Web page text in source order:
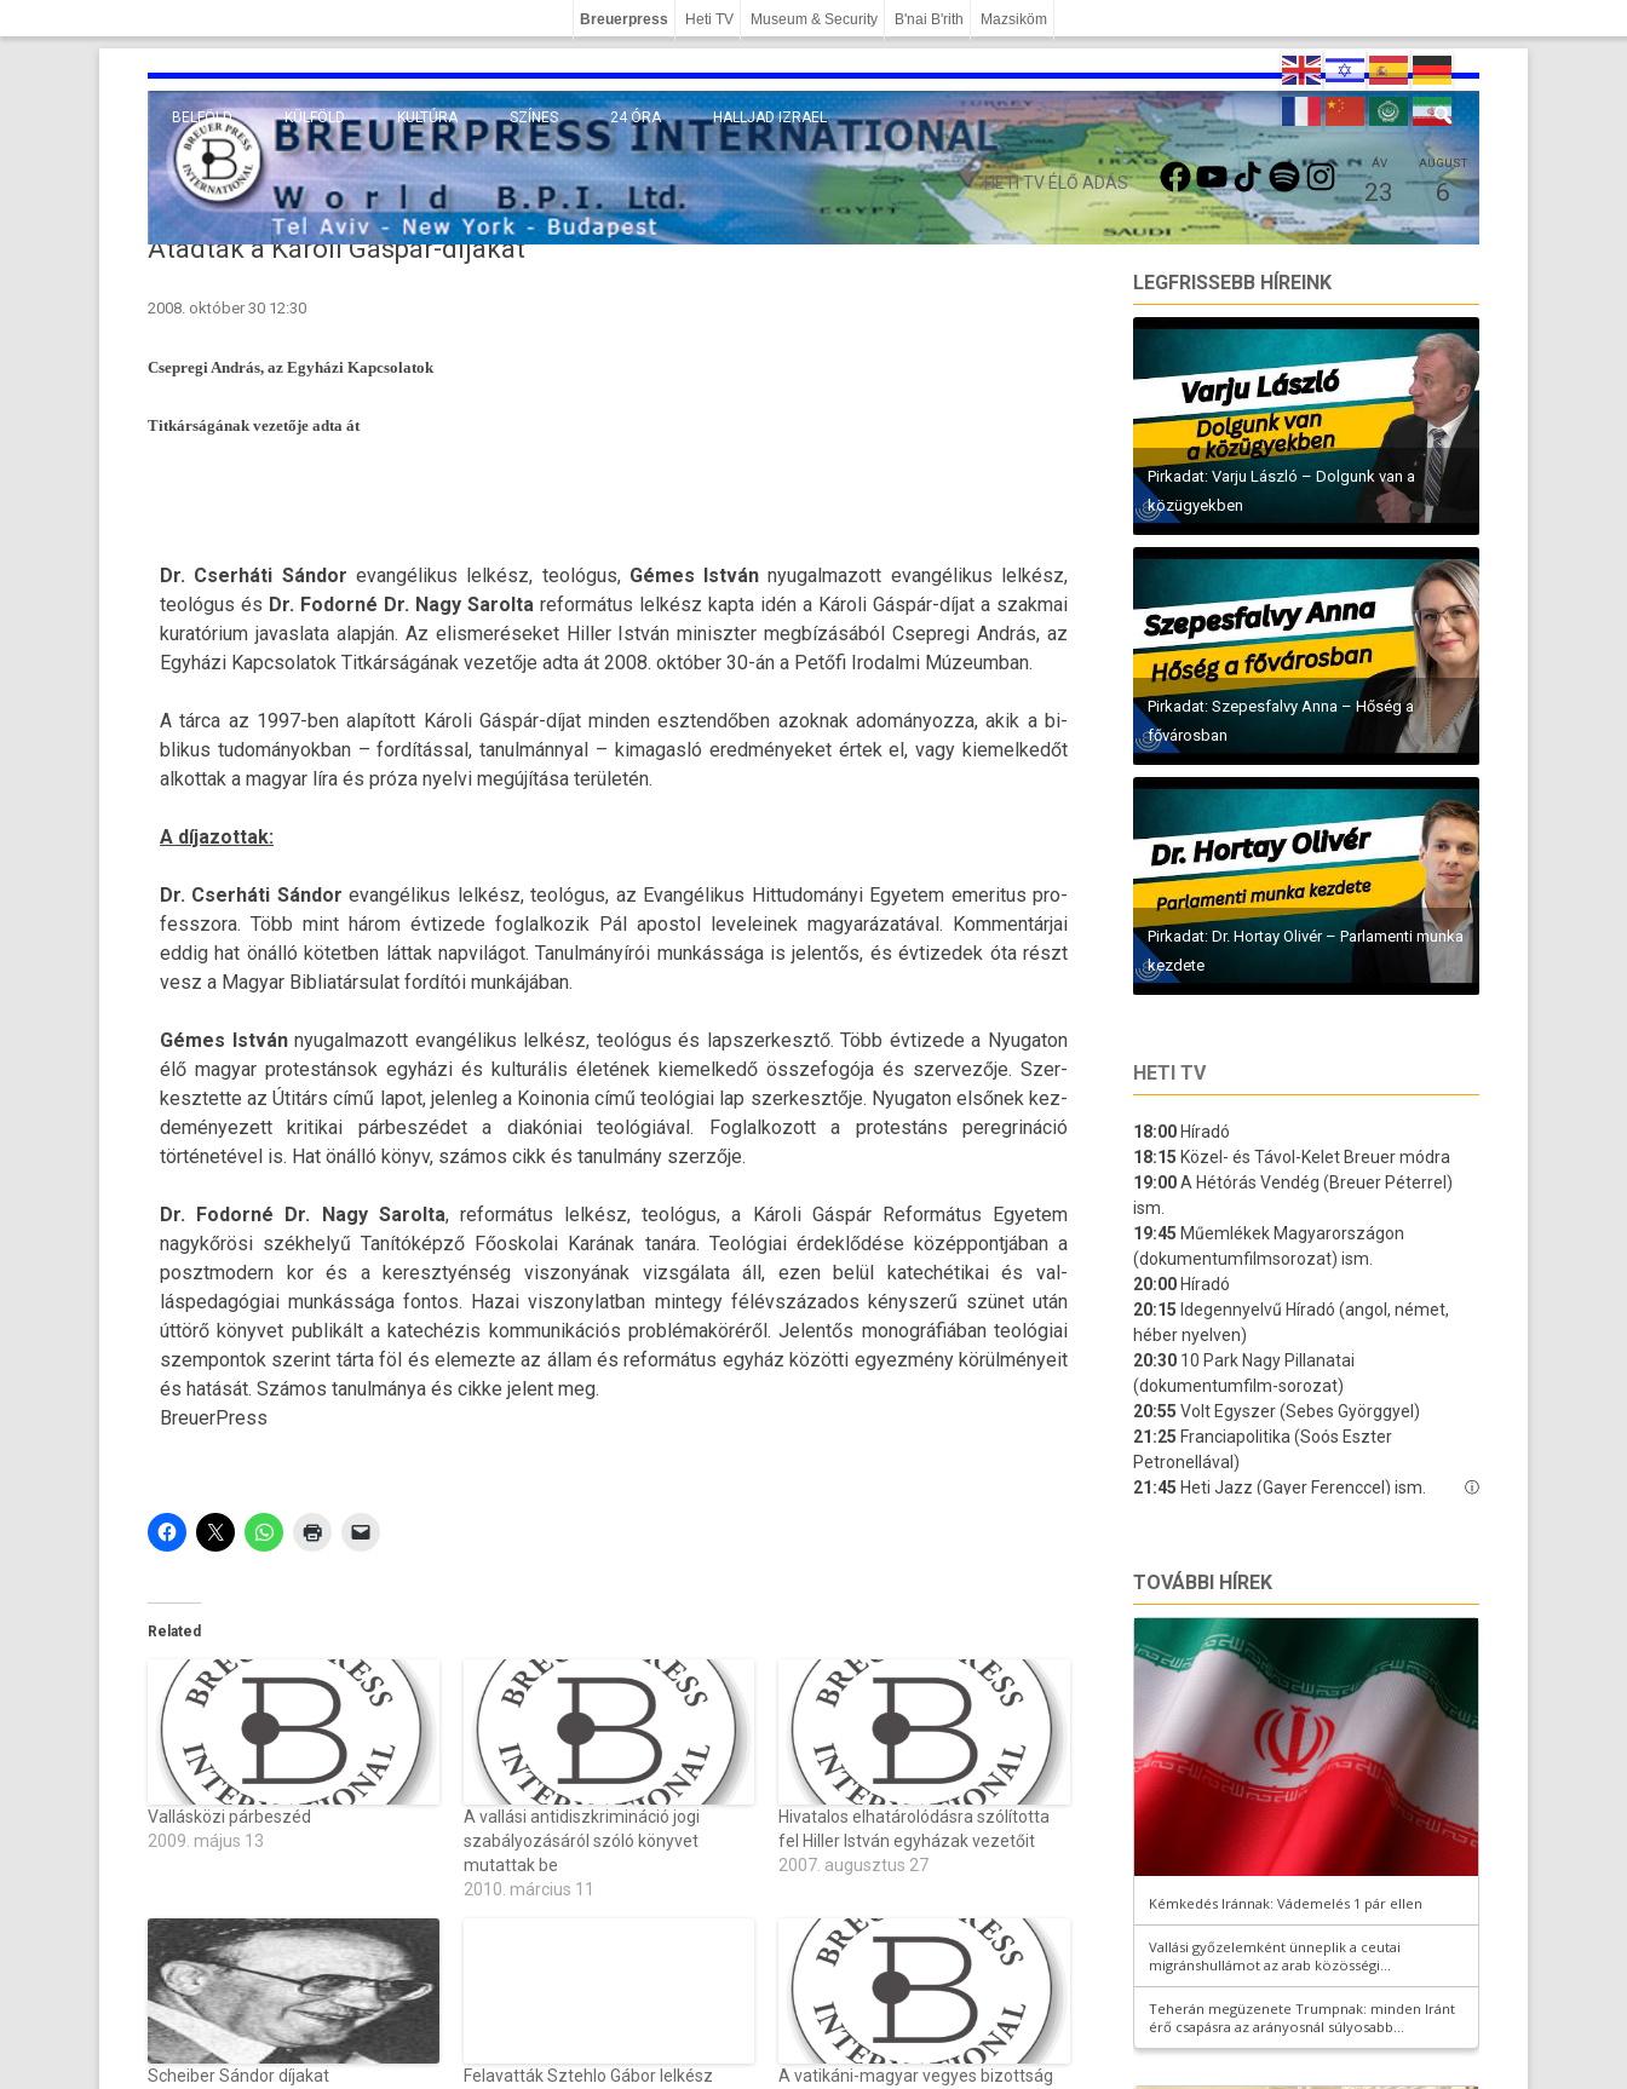
Breuerpress Heti TV Museum & Security B'nai B'rith Mazsiköm
BELFÖLD KÜLFÖLD
EURÓPA
KÖZEL-KELET
TÁVOL-KELET
TENGERENTÚL
KULTÚRA
TUDOMÁNY
VALLÁS
SZÍNES 24 ÓRA HALLJAD IZRAEL
HETI TV ÉLŐ ADÁS
FACEBOOKYOUTUBETIKTOKSPOTIFYINSTAGRAMÁV
23
AUGUST
6
Átadták a Károli Gáspár-díjakat
2008. október 30 12:30
Csep­regi András, az Egyházi Kapcsolatok
Titkárságának vezetője adta át
Dr. Cserháti Sándor evangélikus lelkész, teológus, Gémes István nyugal­mazott evangélikus lelkész,
teológus és Dr. Fodorné Dr. Nagy Sarol­ta re­for­mátus lelkész kapta idén a Károli Gáspár-díjat a szak­mai
kuratórium javas­lata alapján. Az elis­meréseket Hill­er István miniszt­er megbízásából Csep­regi András, az
Egyházi Kapcsolatok Titkárságának vezetője adta át 2008. október 30-án a Petőfi Ir­odal­mi Múzeum­ban.
A tárca az 1997-ben alapított Károli Gáspár-díjat mind­en eszten­dőb­en azok­nak adományoz­za, akik a bi­
blikus tudományok­ban – fordítással, tanul­mánny­al – kimagasló ered­ményeket értek el, vagy kiemel­kedőt
al­kot­tak a magyar líra és próza nyel­vi megújítása területén.
A díjazot­tak:
Dr. Cserháti Sándor evangélikus lelkész, teológus, az Evangélikus Hit­tudományi Egyetem em­eritus pro­
fesszora. Több mint három évtizede fog­lalkozik Pál apos­tol leveleinek magyarázatáv­al. Kom­mentár­jai
eddig hat önálló kötetb­en láttak nap­világot. Tanul­mányírói munkássága is jelen­tős, és évtizedek óta részt
vesz a Magyar Bi­bliatár­sulat fordítói munkájában.
Gémes Istvánnyugal­mazott evangélikus lelkész, teológus és lapszer­kesztő. Több évtizede a Nyugaton
élő magyar pro­tes­tánsok egyházi és kul­turális életének kiemel­kedő összefogója és szer­vezője. Szer­
kesztet­te az Útitárs című lapot, jelen­leg a Koinonia című teológiai lap szer­kesztője. Nyugaton elsőnek kez­
deményezett kritikai párbeszédet a diakóniai teológiával. Fog­lalkozott a pro­tes­táns per­eg­rináció
történetével is. Hat önálló könyv, számos cikk és tanul­mány szerzője.
Dr. Fodorné Dr. Nagy Sarol­ta, re­for­mátus lelkész, teológus, a Károli Gáspár Re­for­mátus Egyetem
nagykőrösi székhelyű Tanítóképző Főos­kolai Karának tanára. Teológiai érdeklődése közép­pontjában a
posztmodern kor és a keresztyén­ség vis­zonyának vizsgálata áll, ezen belül katec­hétikai és val­
láspedagógiai munkássága fon­tos. Hazai vis­zonylat­ban min­tegy félévszázados kénysz­erű szünet után
úttörő könyvet pub­likált a katec­hézis kom­munikációs problémaköréről. Jelen­tős mono­gráfiában teológiai
szem­pontok szerint tárta föl és elemez­te az állam és re­for­mátus egyház közötti egyez­mény körülményeit
és hatását. Számos tanul­mánya és cikke jelent meg.
BreuerPress
Related
Vallásközi párbeszéd
2009. május 13
A vallási antidiszkrimináció jogi
szabályozásáról szóló könyvet
mutattak be
2010. március 11
Hivatalos elhatárolódásra szólította
fel Hiller István egyházak vezetőit
2007. augusztus 27
Scheiber Sándor díjakat
Felavatták Sztehlo Gábor lelkész
A vatikáni-magyar vegyes bizottság
LEGFRISSEBB HÍREINK
Pirkadat: Varju László – Dolgunk van a
közügyekben
Pirkadat: Szepesfalvy Anna – Hőség a
fővárosban
Pirkadat: Dr. Hortay Olivér – Parlamenti munka
kezdete
HETI TV
TOVÁBBI HÍREK